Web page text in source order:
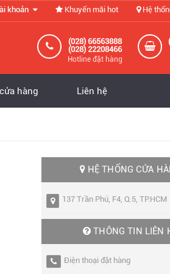
khoản Khuyến mãi hot Hệ
(028) 66563888
(028) 22208466
Hotline đặt hàng
hàng Liên hệ
HỆ THỐNG CỬA
137 Trần Phú, F4, Q.5, TP.HCM
THÔNG TIN LIÊN
Điện thoại đặt hàng